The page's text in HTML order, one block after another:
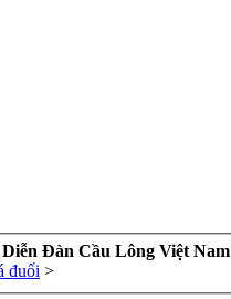
Đàn Cầu Lông Việt Nam
đuối >